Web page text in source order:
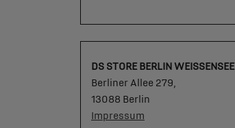
DS STORE BERLIN WEISSENSEE
Berliner Allee 279,
13088 Berlin
Impressum